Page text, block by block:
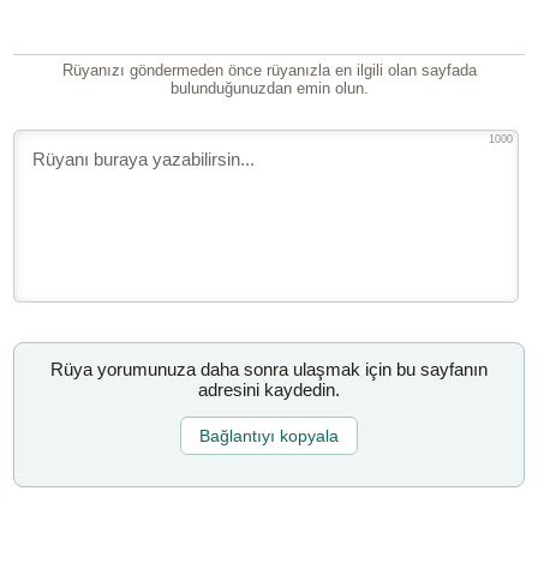
Rüyanızı göndermeden önce rüyanızla en ilgili olan sayfada
bulunduğunuzdan emin olun.
1000
Rüya yorumunuza daha sonra ulaşmak için bu sayfanın
adresini kaydedin.
Bağlantıyı kopyala